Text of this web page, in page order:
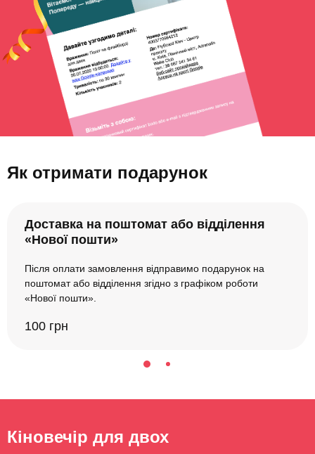
Як отримати подарунок
Доставка на поштомат або відділення
«Нової пошти»
Після оплати замовлення відправимо подарунок на
поштомат або відділення згідно з графіком роботи
«Нової пошти».
100 грн
Кіновечір для двох